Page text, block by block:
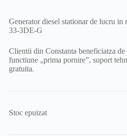
Generator diesel stationar de lucru
33-3DE-G
Clientii din Constanta beneficiatza de
functiune „prima pornire”, suport
gratuita.
Stoc epuizat